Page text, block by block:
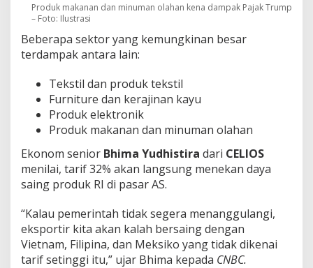
Produk makanan dan minuman olahan kena dampak Pajak Trump
– Foto: Ilustrasi
Beberapa sektor yang kemungkinan besar
terdampak antara lain:
Tekstil dan produk tekstil
Furniture dan kerajinan kayu
Produk elektronik
Produk makanan dan minuman olahan
Ekonom senior Bhima Yudhistira dari CELIOS
menilai, tarif 32% akan langsung menekan daya
saing produk RI di pasar AS.
“Kalau pemerintah tidak segera menanggulangi,
eksportir kita akan kalah bersaing dengan
Vietnam, Filipina, dan Meksiko yang tidak dikenai
tarif setinggi itu,” ujar Bhima kepada CNBC.